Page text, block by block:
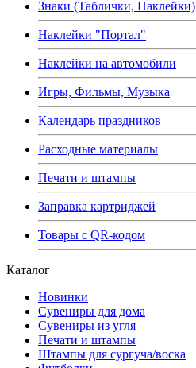
Знаки (Таблички, Наклейки)
Наклейки "Портал"
Наклейки на автомобили
Игры, Фильмы, Музыка
Календарь праздников
Расходные материалы
Печати и штампы
Заправка картриджей
Товары с QR-кодом
Каталог
Новинки
Сувениры для дома
Сувениры из угля
Печати и штампы
Штампы для сургуча/воска